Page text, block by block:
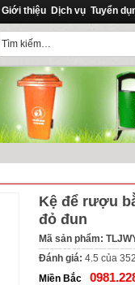
Giới thiệu Dịch vụ Tuyển
Kệ để rượu
đỏ đun
Mã sản phẩm:
Đánh giá: 4.5 của
Miền Bắc